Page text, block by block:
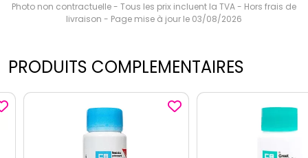
Photo non contractuelle - Tous les prix incluent la TVA - Hors frais de
livraison - Page mise à jour le 03/08/2026
PRODUITS COMPLEMENTAIRES